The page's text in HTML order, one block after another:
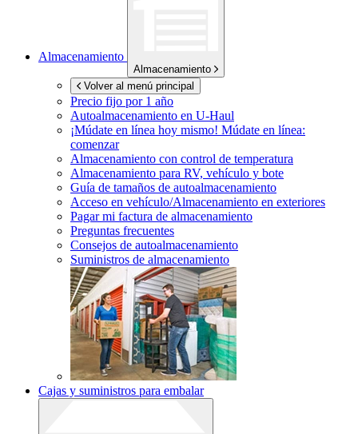
Almacenamiento
Almacenamiento
Volver al menú principal
Precio fijo por 1 año
Autoalmacenamiento en U-Haul
¡Múdate en línea hoy mismo! Múdate en línea:
comenzar
Almacenamiento con control de temperatura
Almacenamiento para RV, vehículo y bote
Guía de tamaños de autoalmacenamiento
Acceso en vehículo/Almacenamiento en exteriores
Pagar mi factura de almacenamiento
Preguntas frecuentes
Consejos de autoalmacenamiento
Suministros de almacenamiento
Cajas y suministros para embalar